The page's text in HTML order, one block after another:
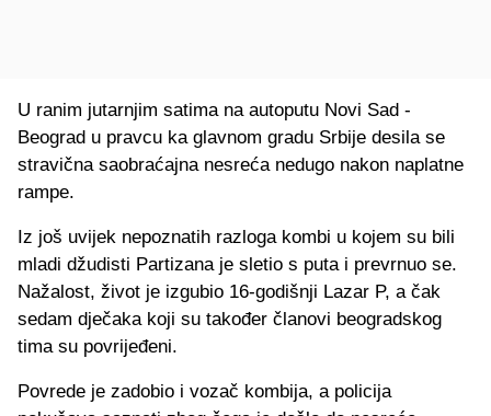
U ranim jutarnjim satima na autoputu Novi Sad -
Beograd u pravcu ka glavnom gradu Srbije desila se
stravična saobraćajna nesreća nedugo nakon naplatne
rampe.
Iz još uvijek nepoznatih razloga kombi u kojem su bili
mladi džudisti Partizana je sletio s puta i prevrnuo se.
Nažalost, život je izgubio 16-godišnji Lazar P, a čak
sedam dječaka koji su također članovi beogradskog
tima su povrijeđeni.
Povrede je zadobio i vozač kombija, a policija